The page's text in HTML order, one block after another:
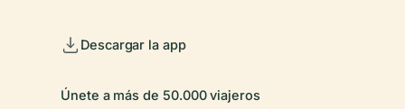
Descargar la app
Únete a más de 50.000 viajeros